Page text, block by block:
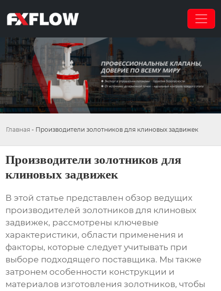
Главная - Производители золотников для клиновых задвижек
Производители золотников для
клиновых задвижек
В этой статье представлен обзор ведущих
производителей золотников для клиновых
задвижек, рассмотрены ключевые
характеристики, области применения и
факторы, которые следует учитывать при
выборе подходящего поставщика. Мы также
затронем особенности конструкции и
материалов изготовления золотников, чтобы